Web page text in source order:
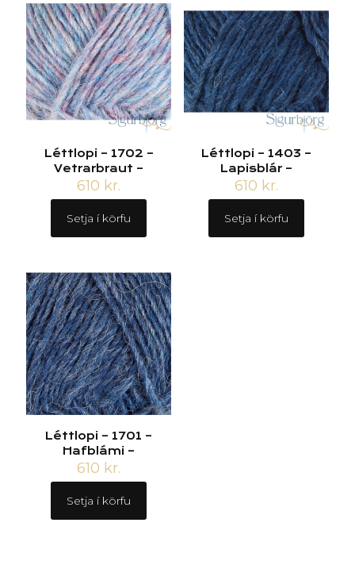
Léttlopi – 1702 –
Vetrarbraut –
610 kr.
Setja í körfu
Léttlopi – 1403 –
Lapisblár –
610 kr.
Setja í körfu
Léttlopi – 1701 –
Hafblámi –
610 kr.
Setja í körfu